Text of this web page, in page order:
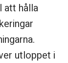
att hålla
utloppet i